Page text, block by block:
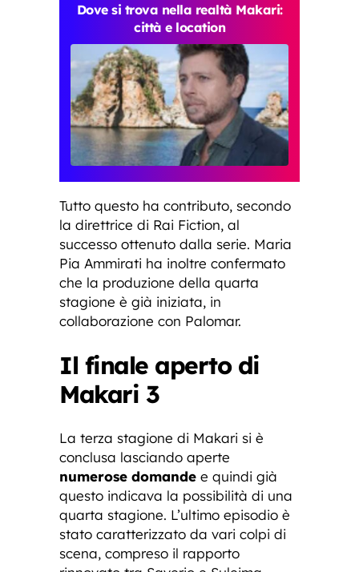
Dove si trova nella realtà Makari:
città e location
Tutto questo ha contributo, secondo
la direttrice di Rai Fiction, al
successo ottenuto dalla serie. Maria
Pia Ammirati ha inoltre confermato
che la produzione della quarta
stagione è già iniziata, in
collaborazione con Palomar.
Il finale aperto di
Makari 3
La terza stagione di Makari si è
conclusa lasciando aperte
numerose domande e quindi già
questo indicava la possibilità di una
quarta stagione. L’ultimo episodio è
stato caratterizzato da vari colpi di
scena, compreso il rapporto